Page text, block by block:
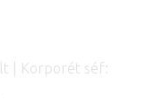
| Korporét séf: